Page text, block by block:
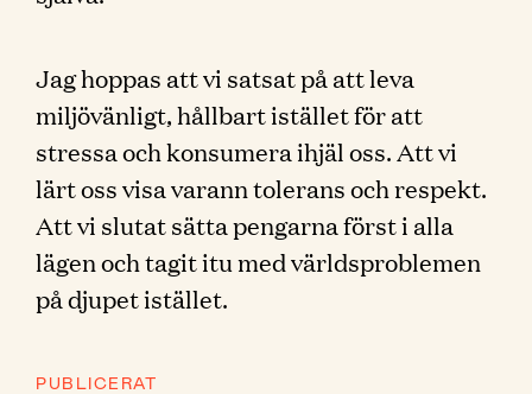
Jag hoppas att vi satsat på att leva
miljövänligt, hållbart istället för att
stressa och konsumera ihjäl oss. Att vi
lärt oss visa varann tolerans och respekt.
Att vi slutat sätta pengarna först i alla
lägen och tagit itu med världsproblemen
på djupet istället.
PUBLICERAT